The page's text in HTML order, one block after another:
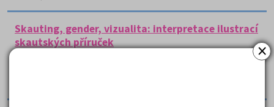
×
Skauting, gender, vizualita: interpretace ilustrací
skautských příruček